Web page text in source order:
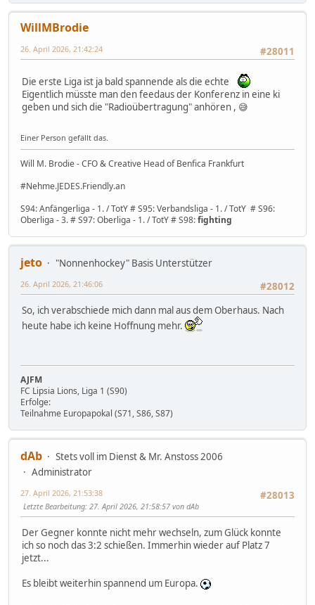
WillMBrodie
#28011
26. April 2026, 21:42:24
Die erste Liga ist ja bald spannende als die echte
Eigentlich müsste man den feedaus der Konferenz in eine ki
geben und sich die "Radioübertragung" anhören , 😅
Einer Person gefällt das.
Will M. Brodie - CFO & Creative Head of Benfica Frankfurt
#Nehme.JEDES.Friendly.an
S94: Anfängerliga - 1. / TotY # S95: Verbandsliga - 1. / TotY # S96:
Oberliga - 3. # S97: Oberliga - 1. / TotY # S98:fighting
jeto
"Nonnenhockey" Basis Unterstützer
#28012
26. April 2026, 21:46:06
So, ich verabschiede mich dann mal aus dem Oberhaus. Nach
heute habe ich keine Hoffnung mehr.
AJFM
FC Lipsia Lions, Liga 1 (S90)
Erfolge:
Teilnahme Europapokal (S71, S86, S87)
dAb
Stets voll im Dienst & Mr. Anstoss 2006
Administrator
#28013
27. April 2026, 21:53:38
Letzte Bearbeitung: 27. April 2026, 21:58:57 von dAb
Der Gegner konnte nicht mehr wechseln, zum Glück konnte
ich so noch das 3:2 schießen. Immerhin wieder auf Platz 7
jetzt...
Es bleibt weiterhin spannend um Europa.